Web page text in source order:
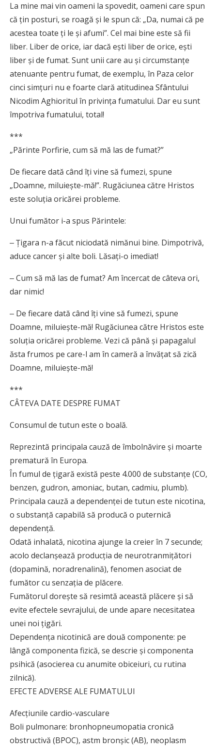
La mine mai vin oameni la spovedit, oameni care spun
că ţin posturi, se roagă şi le spun că: „Da, numai că pe
acestea toate ţi le şi afumi”. Cel mai bine este să fii
liber. Liber de orice, iar dacă eşti liber de orice, eşti
liber şi de fumat. Sunt unii care au şi circumstanţe
atenuante pentru fumat, de exemplu, în Paza celor
cinci simţuri nu e foarte clară atitudinea Sfântului
Nicodim Aghioritul în privinţa fumatului. Dar eu sunt
împotriva fumatului, total!
***
„Părinte Porfirie, cum să mă las de fumat?”
De fiecare dată când îţi vine să fumezi, spune
„Doamne, miluieşte-mă!”. Rugăciunea către Hristos
este soluţia oricărei probleme.
Unui fumător i-a spus Părintele:
‒ Ţigara n-a făcut niciodată nimănui bine. Dimpotrivă,
aduce cancer şi alte boli. Lăsaţi-o imediat!
‒ Cum să mă las de fumat? Am încercat de câteva ori,
dar nimic!
‒ De fiecare dată când îţi vine să fumezi, spune
Doamne, miluieşte-mă! Rugăciunea către Hristos este
soluţia oricărei probleme. Vezi că până şi papagalul
ăsta frumos pe care-l am în cameră a învăţat să zică
Doamne, miluieşte-mă!
***
CÂTEVA DATE DESPRE FUMAT
Consumul de tutun este o boală.
Reprezintă principala cauză de îmbolnăvire și moarte
prematură în Europa.
În fumul de țigară există peste 4.000 de substanțe (CO,
benzen, gudron, amoniac, butan, cadmiu, plumb).
Principala cauză a dependenței de tutun este nicotina,
o substanță capabilă să producă o puternică
dependenţă.
Odată inhalată, nicotina ajunge la creier în 7 secunde;
acolo declanșează producția de neurotranmițători
(dopamină, noradrenalină), fenomen asociat de
fumător cu senzația de plăcere.
Fumătorul dorește să resimtă această plăcere și să
evite efectele sevrajului, de unde apare necesitatea
unei noi țigări.
Dependența nicotinică are două componente: pe
lângă componenta fizică, se descrie și componenta
psihică (asocierea cu anumite obiceiuri, cu rutina
zilnică).
EFECTE ADVERSE ALE FUMATULUI
Afecțiunile cardio-vasculare
Boli pulmonare: bronhopneumopatia cronică
obstructivă (BPOC), astm bronșic (AB), neoplasm